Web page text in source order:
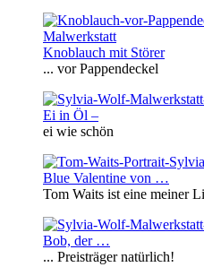
Knoblauch mit Störer
... vor Pappendeckel
Ei in Öl –
ei wie schön
Blue Valentine von …
Tom Waits ist eine meiner
Bob, der …
... Preisträger natürlich!